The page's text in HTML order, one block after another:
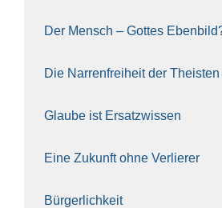
Der Mensch – Got­tes
Die Nar­ren­frei­heit der The­is­ten
Glau­be ist Ersatz­wis­sen
Eine Zukunft ohne Ver­lie­rer
Bür­ger­lich­keit